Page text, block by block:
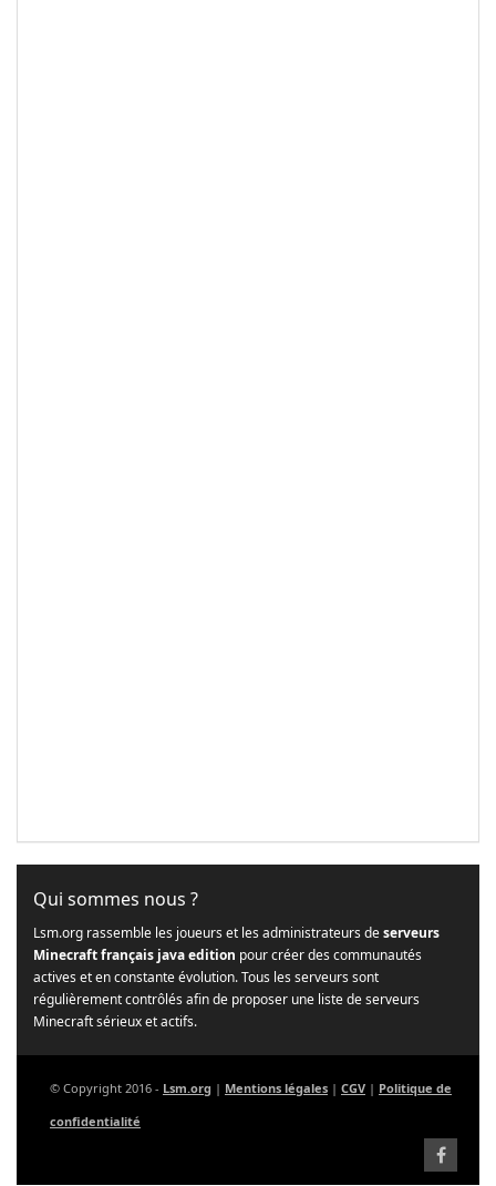
Qui sommes nous ?
Lsm.org rassemble les joueurs et les administrateurs deserveurs
Minecraft français java edition pour créer des communautés
actives et en constante évolution. Tous les serveurs sont
régulièrement contrôlés afin de proposer une liste de serveurs
Minecraft sérieux et actifs.
© Copyright 2016 - Lsm.org | Mentions légales | CGV | Politique de
confidentialité